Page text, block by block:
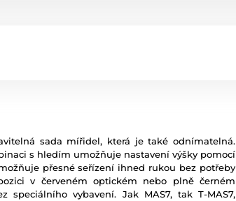
sada mířidel, která je také odnímatelná.
s hledím umožňuje nastavení výšky pomocí
přesné seřízení ihned rukou bez potřeby
v červeném optickém nebo plně černém
vybavení. Jak MAS7, tak T-MAS7,